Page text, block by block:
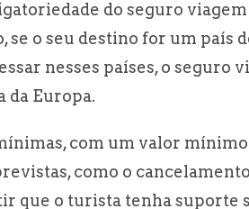
do seguro
se o seu destino for um país
nesses países, o seguro
da Europa.
com um valor mínimo
como o
que o turista tenha suporte